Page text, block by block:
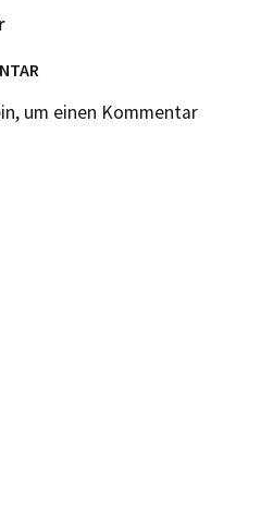
um einen Kommentar